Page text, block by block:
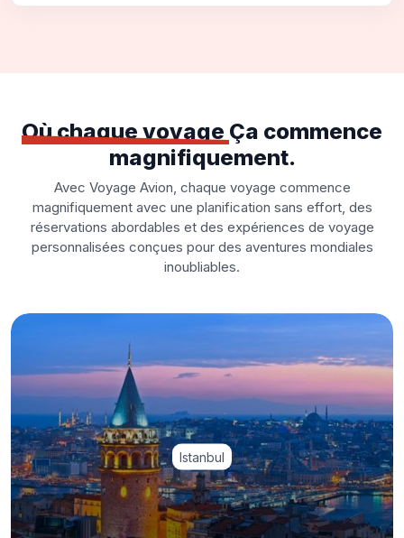
Où chaque voyage Ça commence
magnifiquement.
Avec Voyage Avion, chaque voyage commence
magnifiquement avec une planification sans effort, des
réservations abordables et des expériences de voyage
personnalisées conçues pour des aventures mondiales
inoubliables.
Istanbul